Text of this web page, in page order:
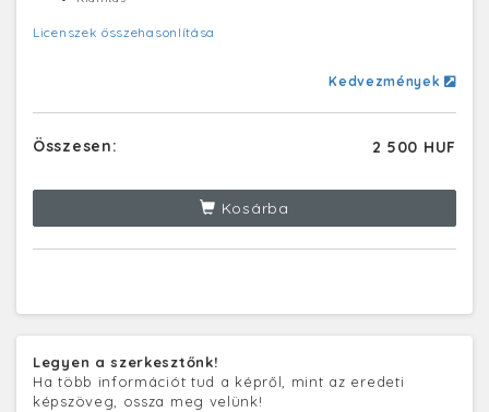
Licenszek összehasonlítása
Kedvezmények
Összesen: 2 500 HUF
Kosárba
Legyen a szerkesztőnk!
Ha több információt tud a képről, mint az eredeti
képszöveg, ossza meg velünk!